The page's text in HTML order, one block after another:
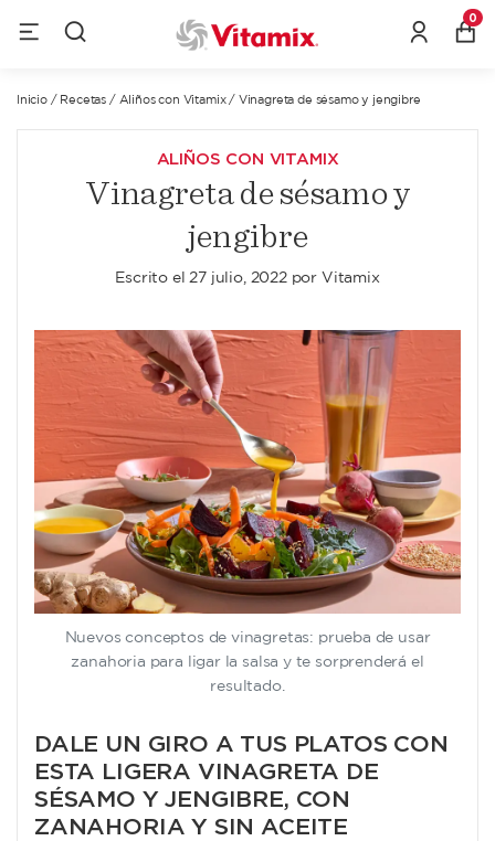
0
Inicio/ Recetas / Aliños con Vitamix/ Vinagreta de sésamo y jengibre
ALIÑOS CON VITAMIX
Vinagreta de sésamo y
jengibre
Escrito el 27 julio, 2022por Vitamix
Nuevos conceptos de vinagretas: prueba de usar
zanahoria para ligar la salsa y te sorprenderá el
resultado.
DALE UN GIRO A TUS PLATOS CON
ESTA LIGERA VINAGRETA DE
SÉSAMO Y JENGIBRE, CON
ZANAHORIA Y SIN ACEITE